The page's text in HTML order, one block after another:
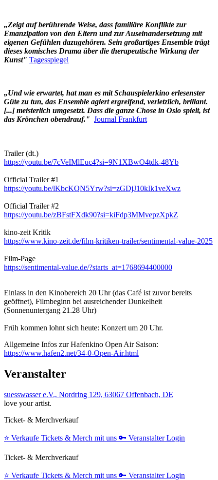
„Zeigt auf berührende Weise, dass familiäre Konflikte zur
Emanzipation von den Eltern und zur Auseinandersetzung mit
eigenen Gefühlen dazugehören. Sein großartiges Ensemble trägt
dieses komisches Drama über die therapeutische Wirkung der
Kunst" Tagesspiegel
„Und wie erwartet, hat man es mit Schauspielerkino erlesenster
Güte zu tun, das Ensemble agiert ergreifend, verletzlich, brillant.
[...] meisterlich umgesetzt. Dass die ganze Chose in Oslo spielt, ist
das Krönchen obendrauf." Journal Frankfurt
Trailer (dt.)
https://youtu.be/7cVeIMlEuc4?si=9N1XBwO4tdk-48Yb
Official Trailer #1
https://youtu.be/lKbcKQN5Yrw?si=zGDjJ10kIk1veXwz
Official Trailer #2
https://youtu.be/zBFstFXdk90?si=kiFdp3MMvepzXpkZ
kino-zeit Kritik
https://www.kino-zeit.de/film-kritiken-trailer/sentimental-value-2025
Film-Page
https://sentimental-value.de/?starts_at=1768694400000
Einlass in den Kinobereich 20 Uhr (das Café ist zuvor bereits
geöffnet), Filmbeginn bei ausreichender Dunkelheit
(Sonnenuntergang 21.28 Uhr)
Früh kommen lohnt sich heute: Konzert um 20 Uhr.
Allgemeine Infos zur Hafenkino Open Air Saison:
https://www.hafen2.net/34-0-Open-Air.html
Veranstalter
suesswasser e.V., Nordring 129, 63067 Offenbach, DE
love your artist.
Ticket- & Merchverkauf
⭐️ Verkaufe Tickets & Merch mit uns 🔑 Veranstalter Login
Ticket- & Merchverkauf
⭐️ Verkaufe Tickets & Merch mit uns 🔑 Veranstalter Login